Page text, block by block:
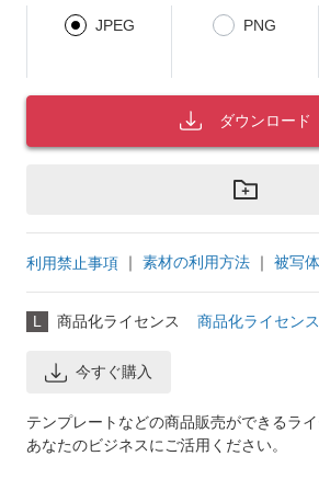
JPEG PNG
ダウンロード
利用禁止事項 ｜ 素材の利用方法 ｜ 被写
L 商品化ライセンス 商品化ライセン
今すぐ購入
テンプレートなどの商品販売ができるライ
あなたのビジネスにご活用ください。